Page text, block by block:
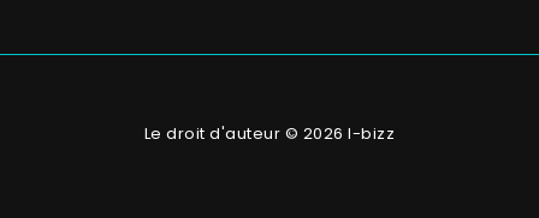
Le droit d'auteur © 2026 I-bizz